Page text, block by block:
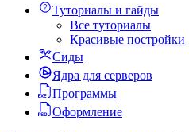
Туториалы и гайды
Все туториалы
Красивые постройки
Сиды
Ядра для серверов
Программы
Оформление